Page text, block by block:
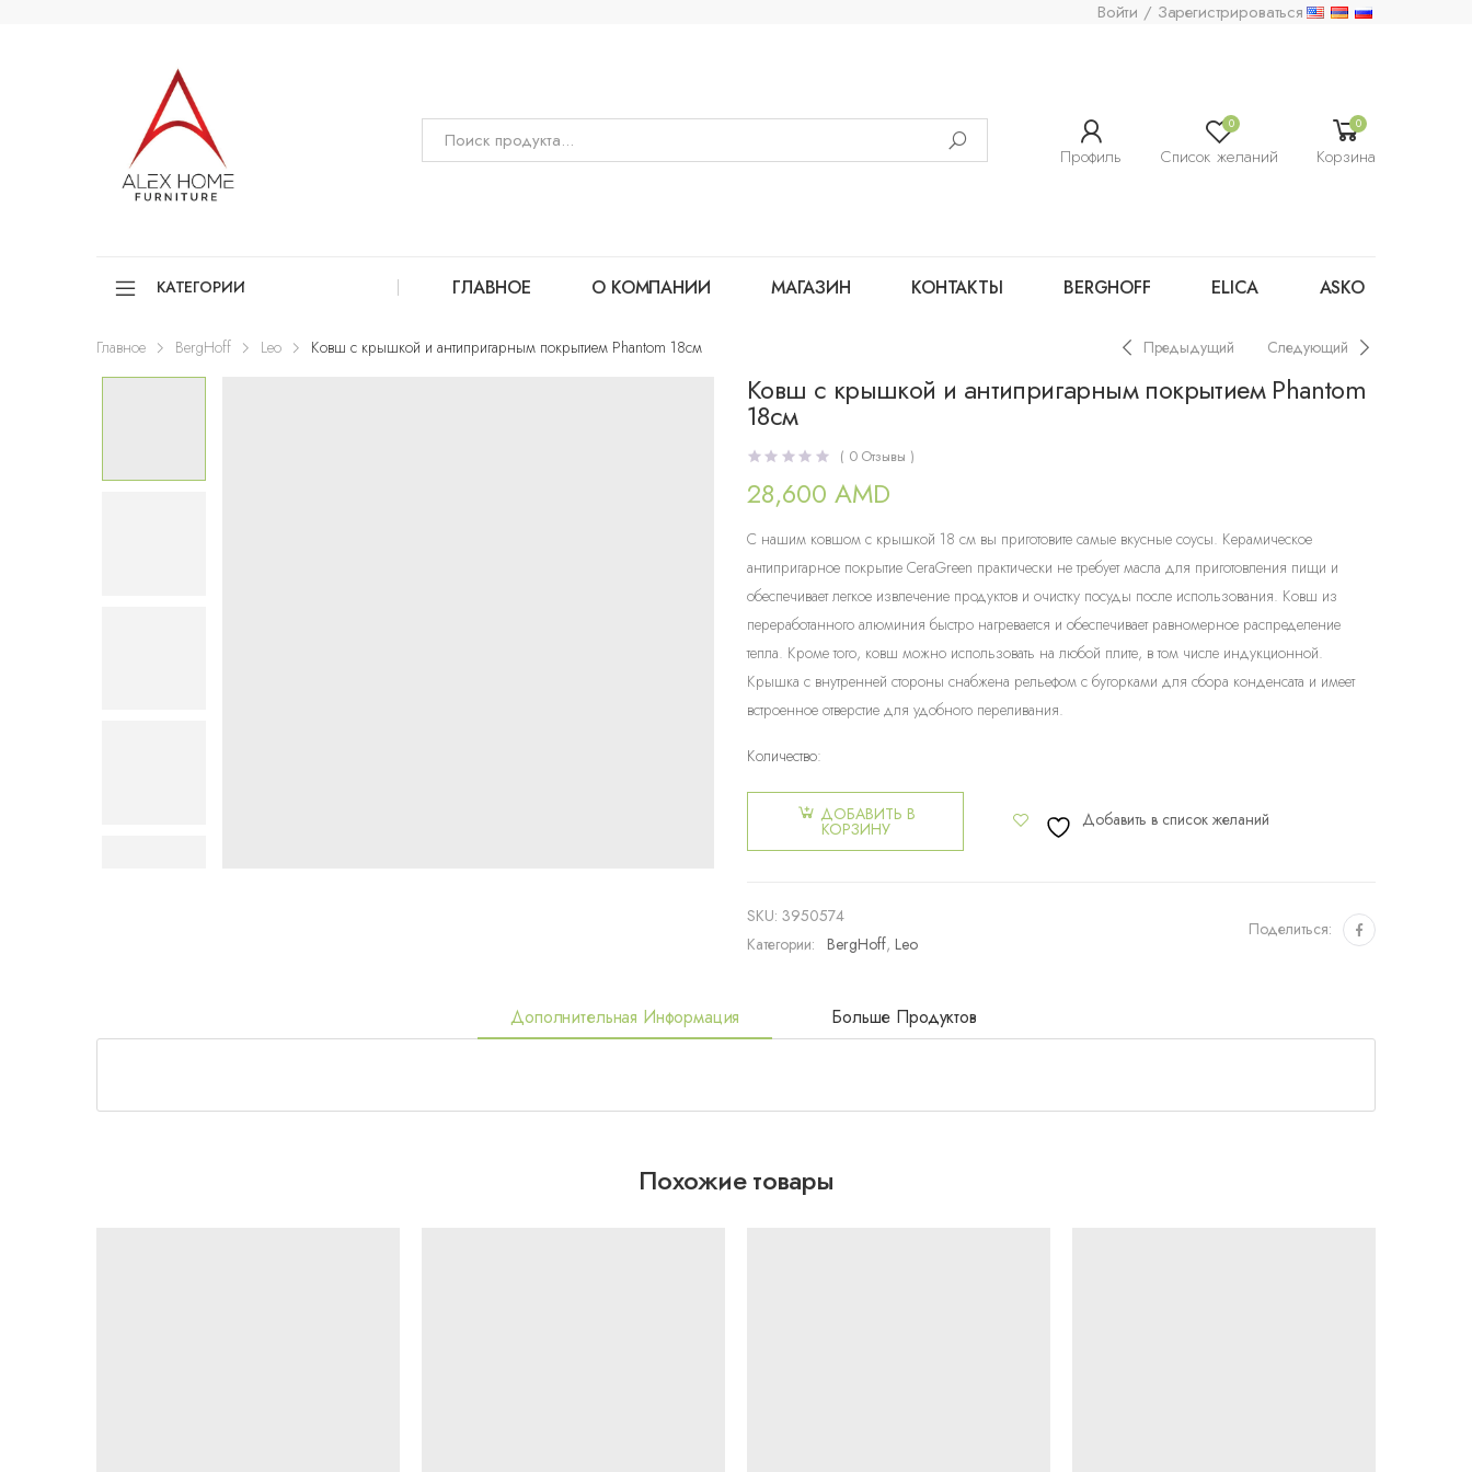
Войти / Зарегистрироваться
Профиль
0
Список желаний
0
Корзина
КАТЕГОРИИ ГЛАВНОЕ О КОМПАНИИ МАГАЗИН КОНТАКТЫ BERGHOFF ELICA ASKO
Главное BergHoff Leo Ковш с крышкой и антипригарным покрытием Phantom 18см Предыдущий Следующий
Ковш с крышкой и антипригарным покрытием Phantom
18см
( 0Отзывы )
28,600 AMD
С нашим ковшом с крышкой 18 см вы приготовите самые вкусные соусы. Керамическое
антипригарное покрытие CeraGreen практически не требует масла для приготовления пищи и
обеспечивает легкое извлечение продуктов и очистку посуды после использования. Ковш из
переработанного алюминия быстро нагревается и обеспечивает равномерное распределение
тепла. Кроме того, ковш можно использовать на любой плите, в том числе индукционной.
Крышка с внутренней стороны снабжена рельефом с бугорками для сбора конденсата и имеет
встроенное отверстие для удобного переливания.
Количество:
Количество
товара
крышкой и
покрытием
Phantom
ДОБАВИТЬ В
КОРЗИНУ Добавить в список желаний
SKU: 3950574
Категории: BergHoff, Leo
Поделиться:
Дополнительная Информация Больше Продуктов
Похожие товары